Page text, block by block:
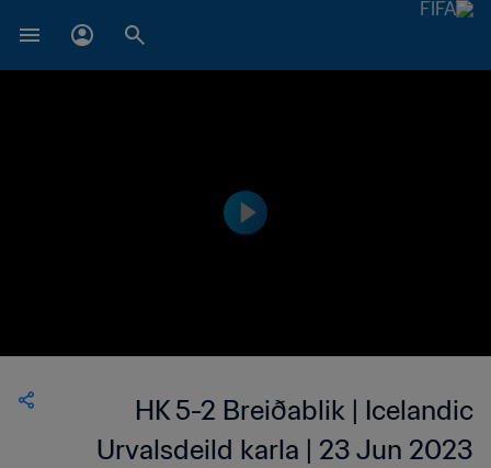
HK 5-2 Breiðablik | Icelandic
Urvalsdeild karla | 23 Jun 2023